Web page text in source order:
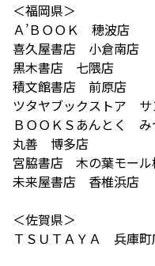
＜福岡県＞
Ａ’ＢＯＯＫ 穂波店
喜久屋書店 小倉南店
黒木書店 七隈店
積文館書店 前原店
ツタヤブックストア サ
ＢＯＯＫＳあんとく み
丸善 博多店
宮脇書店 木の葉モール
未来屋書店 香椎浜店
＜佐賀県＞
ＴＳＵＴＡＹＡ 兵庫町